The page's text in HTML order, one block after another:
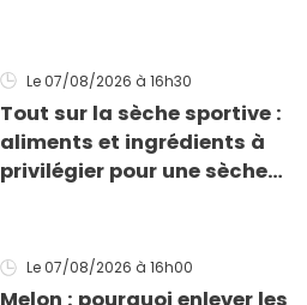
Le 07/08/2026 à 16h30
Tout sur la sèche sportive :
aliments et ingrédients à
privilégier pour une sèche
Le 07/08/2026 à 16h00